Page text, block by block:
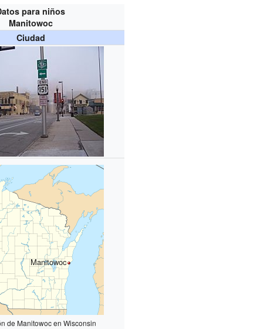
para niños
Manitowoc
Ciudad
Manitowoc
de Manitowoc en Wisconsin